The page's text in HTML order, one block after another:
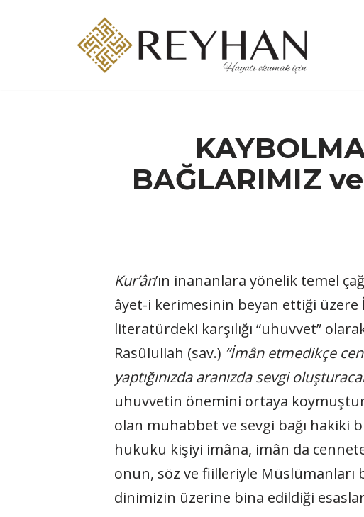
BAĞLARIMIZ
Kur’ân’ın inananlara yönelik temel
âyet-i kerimesinin beyan ettiği
literatürdeki karşılığı “uhuvvet”
Rasûlullah (sav.) “İmân etmedikçe
yaptığınızda aranızda sevgi
uhuvvetin önemini ortaya
olan muhabbet ve sevgi bağı hakiki
hukuku kişiyi imâna, imân da cennete
onun, söz ve fiilleriyle
dinimizin üzerine bina edildiği